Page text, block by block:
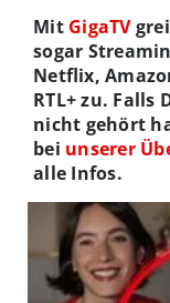
Mit GigaTV
sogar
Netflix,
RTL+ zu. Falls
nicht gehört
bei unserer
alle Infos.